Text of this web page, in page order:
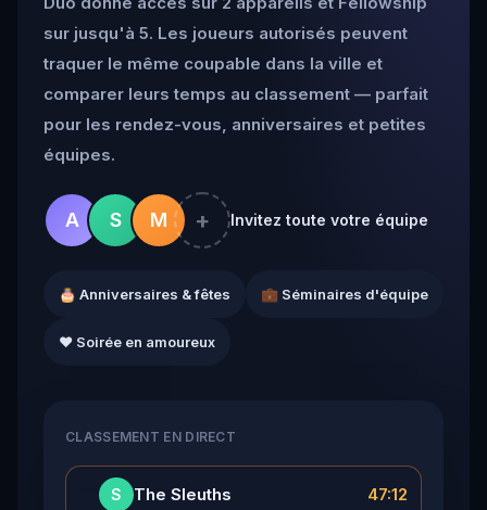
sur jusqu'à 5. Les joueurs autorisés peuvent
traquer le même coupable dans la ville et
comparer leurs temps au classement — parfait
pour les rendez-vous, anniversaires et petites
équipes.
A S M + Invitez toute votre équipe
🎂 Anniversaires & fêtes 💼 Séminaires d'équipe
❤️ Soirée en amoureux
CLASSEMENT EN DIRECT
S The Sleuths 47:12